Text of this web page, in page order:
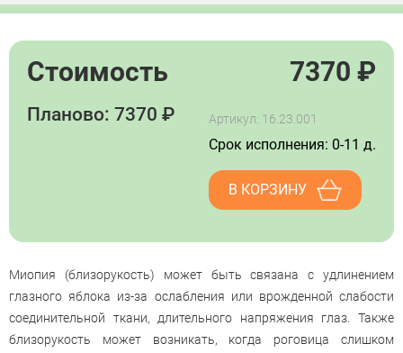
Стоимость 7370 ₽
Планово: 7370 ₽ Артикул: 16.23.001
Срок исполнения: 0-11 д.
В КОРЗИНУ
Миопия (близорукость) может быть связана с удлинением
глазного яблока из-за ослабления или врожденной слабости
соединительной ткани, длительного напряжения глаз. Также
близорукость может возникать, когда роговица слишком